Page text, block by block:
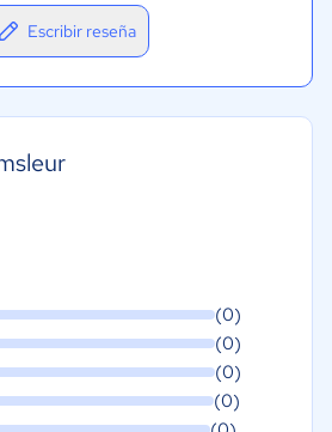
Escribir reseña
(0)
(0)
(0)
(0)